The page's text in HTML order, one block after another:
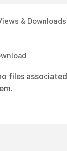
& Downloads
files associated